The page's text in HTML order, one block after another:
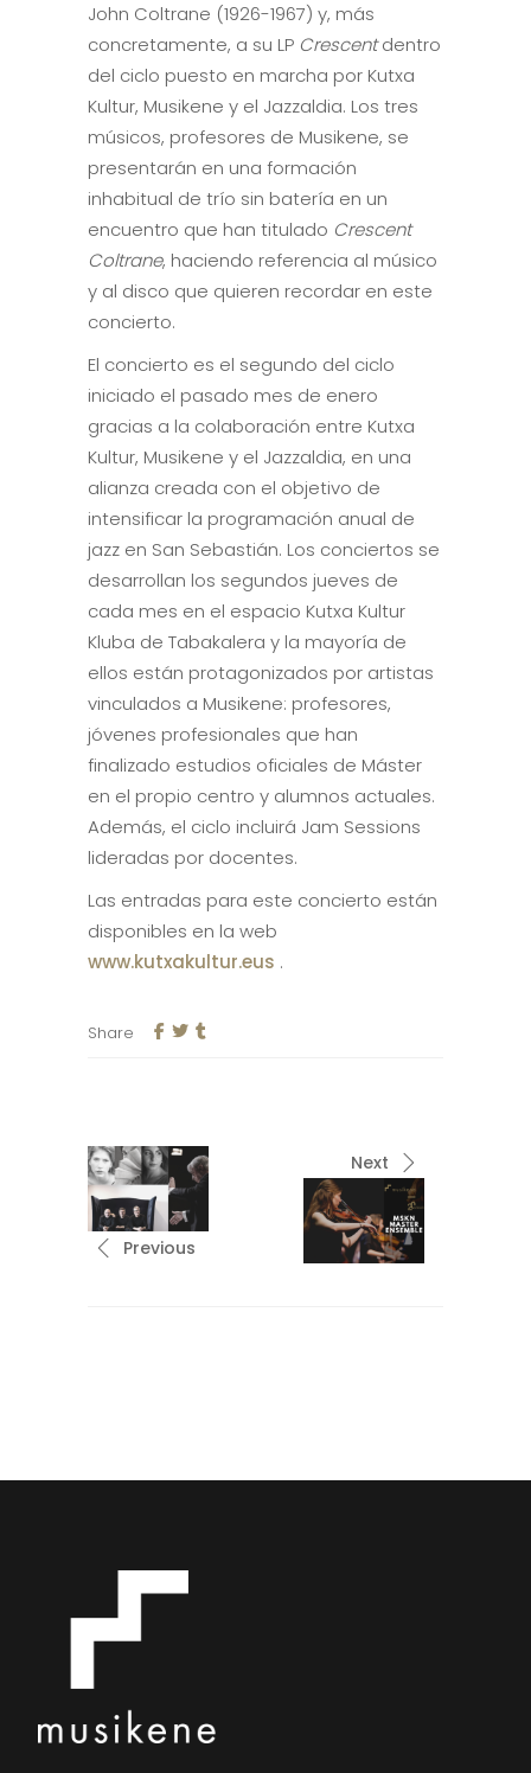
John Coltrane (1926-1967) y, más
concretamente, a su LP Crescentdentro
del ciclo puesto en marcha por Kutxa
Kultur, Musikene y el Jazzaldia. Los tres
músicos, profesores de Musikene, se
presentarán en una formación
inhabitual de trío sin batería en un
encuentro que han titulado Crescent
Coltrane, haciendo referencia al músico
y al disco que quieren recordar en este
concierto.
El concierto es el segundo del ciclo
iniciado el pasado mes de enero
gracias a la colaboración entre Kutxa
Kultur, Musikene y el Jazzaldia, en una
alianza creada con el objetivo de
intensificar la programación anual de
jazz en San Sebastián. Los conciertos se
desarrollan los segundos jueves de
cada mes en el espacio Kutxa Kultur
Kluba de Tabakalera y la mayoría de
ellos están protagonizados por artistas
vinculados a Musikene: profesores,
jóvenes profesionales que han
finalizado estudios oficiales de Máster
en el propio centro y alumnos actuales.
Además, el ciclo incluirá Jam Sessions
lideradas por docentes.
Las entradas para este concierto están
disponibles en la web
www.kutxakultur.eus .
Share
Previous
Next